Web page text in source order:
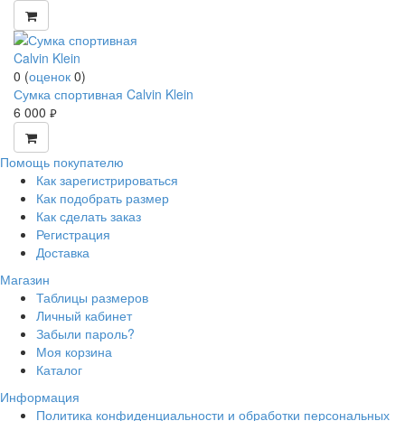
0 (оценок 0)
Сумка спортивная Calvin Klein
6 000 руб.
Помощь покупателю
Как зарегистрироваться
Как подобрать размер
Как сделать заказ
Регистрация
Доставка
Магазин
Таблицы размеров
Личный кабинет
Забыли пароль?
Моя корзина
Каталог
Информация
Политика конфиденциальности и обработки персональных